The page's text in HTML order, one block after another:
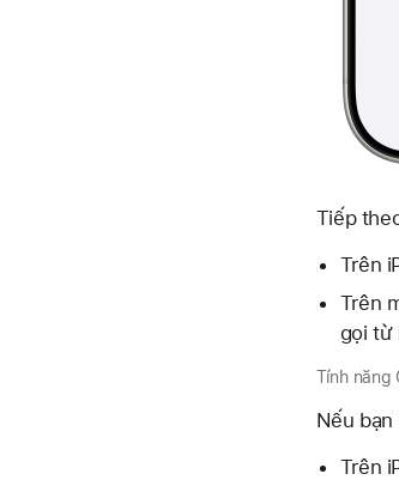
Tiếp
Trên
Trên
gọi từ
Tính năng
Nếu
Trên